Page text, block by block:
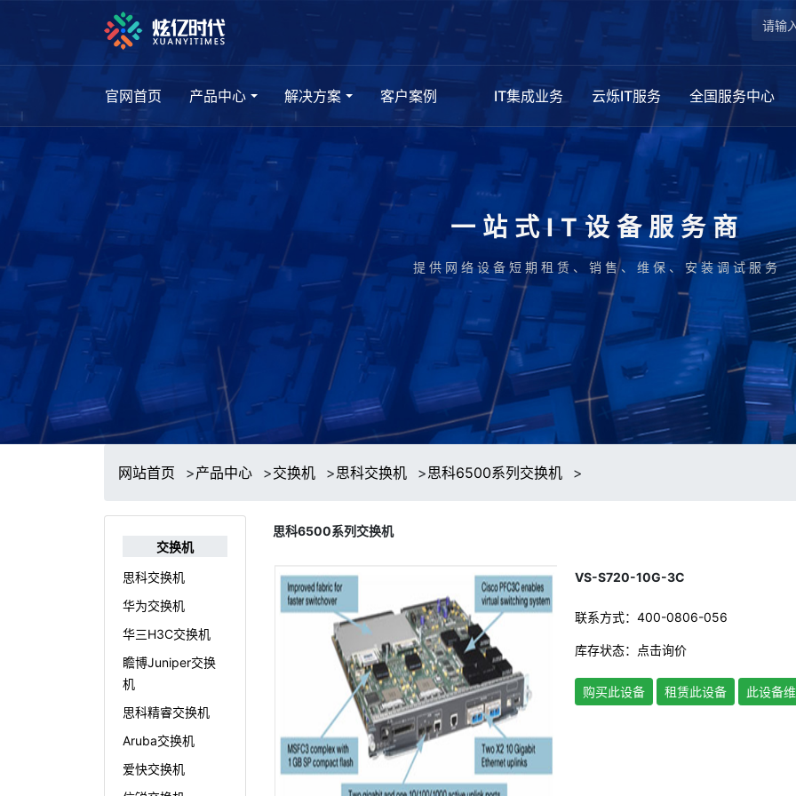
官网首页 产品中心 解决方案 客户案例 IT集成业务 云烁IT服务 全国服务中心
一站式IT设备服务商
提供网络设备短期租赁、销售、维保、安装调试服务
网站首页 >产品中心 >交换机 >思科交换机 >思科6500系列交换机 >
交换机
思科交换机
华为交换机
华三H3C交换机
瞻博Juniper交换
机
思科精睿交换机
Aruba交换机
爱快交换机
思科6500系列交换机
VS-S720-10G-3C
联系方式：400-0806-056
库存状态： 点击询价
购买此设备 租赁此设备 此设备